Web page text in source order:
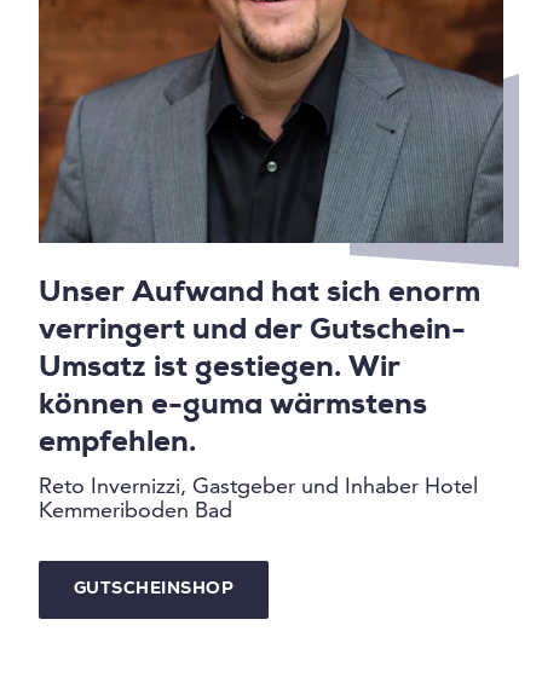
Unser Aufwand hat sich enorm
verringert und der Gutschein-
Umsatz ist gestiegen. Wir
können e-guma wärmstens
empfehlen.
Reto Invernizzi, Gastgeber und Inhaber Hotel
Kemmeriboden Bad
GUTSCHEINSHOP